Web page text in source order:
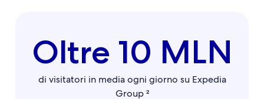
Oltre 10 MLN
di visitatori in media ogni giorno su Expedia
Group ²